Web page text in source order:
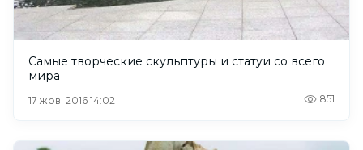
Самые творческие скульптуры и статуи со всего
мира
17 жов. 2016 14:02 851